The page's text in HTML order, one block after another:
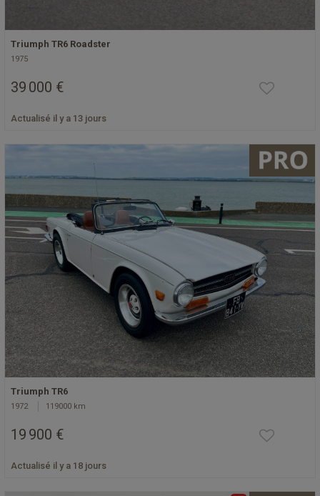
Triumph TR6 Roadster
1975
39 000 €
Actualisé il y a 13 jours
Triumph TR6
1972 119000 km
19 900 €
Actualisé il y a 18 jours